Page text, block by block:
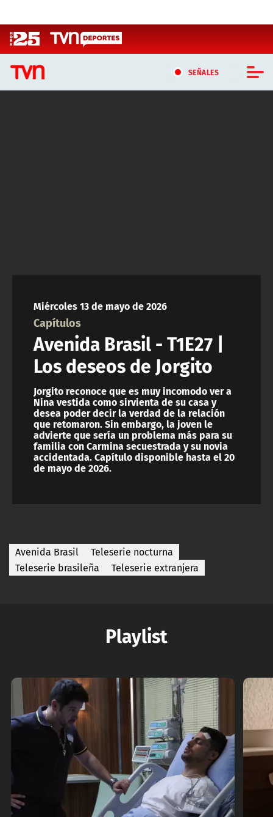
SEÑALES
ACTUALIDAD Y TENDENCIAS
CORPORATIVO Y TRANSPARENCIA
CANAL DE DENUNCIAS
ÁREA DE PROYECTOS
Miércoles 13 de mayo de 2026
Capítulos
Avenida Brasil - T1E27 |
Los deseos de Jorgito
Jorgito reconoce que es muy incomodo ver a
Nina vestida como sirvienta de su casa y
desea poder decir la verdad de la relación
que retomaron. Sin embargo, la joven le
advierte que sería un problema más para su
familia con Carmina secuestrada y su novia
accidentada. Capítulo disponible hasta el 20
de mayo de 2026.
Avenida Brasil
Teleserie nocturna
Teleserie brasileña
Teleserie extranjera
Playlist